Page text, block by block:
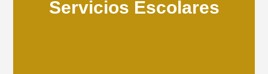
Servicios Escolares